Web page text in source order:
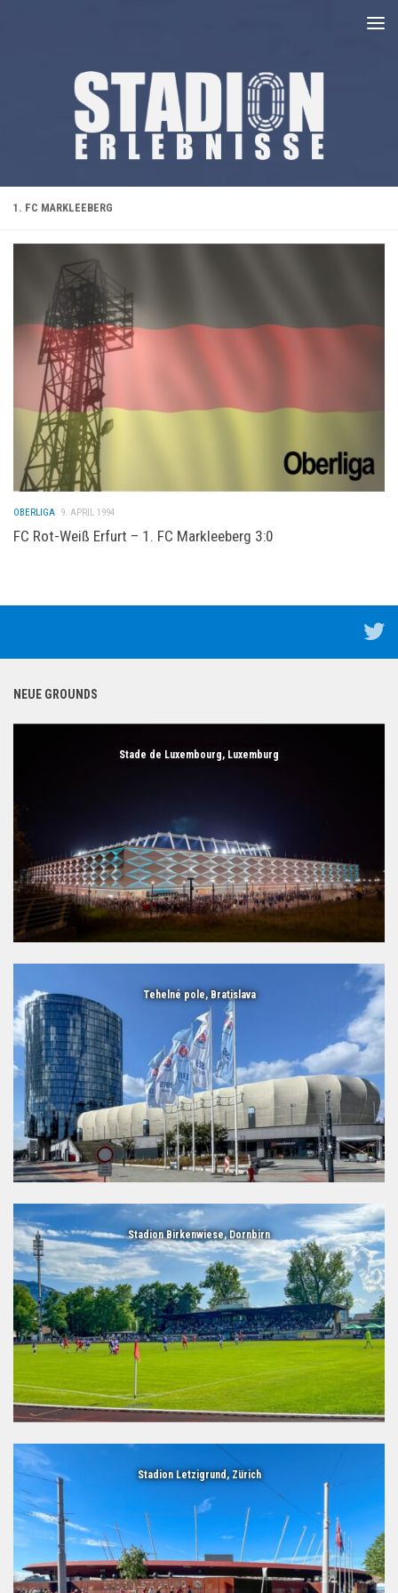
1. FC MARKLEEBERG
OBERLIGA 9. APRIL 1994
FC Rot-Weiß Erfurt – 1. FC Markleeberg 3:0
NEUE GROUNDS
Stade de Luxembourg, Luxemburg
Tehelné pole, Bratislava
Stadion Birkenwiese, Dornbirn
Stadion Letzigrund, Zürich